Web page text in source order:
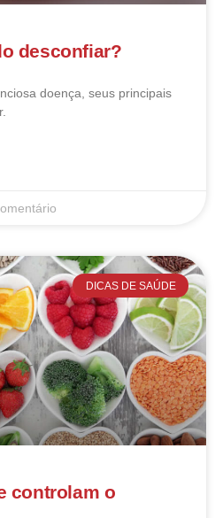
desconfiar?
doença, seus principais
DICAS DE SAÚDE
controlam o